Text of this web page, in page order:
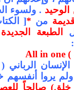
الوحيد . ولسوء
من *
[
الطبعة
)
All in one
الرباني (
يروا أنفسهم
خلق) صالحاً